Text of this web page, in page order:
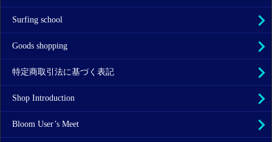
Surfing school
Goods shopping
特定商取引法に基づく表記
Shop Introduction
Bloom User’s Meet